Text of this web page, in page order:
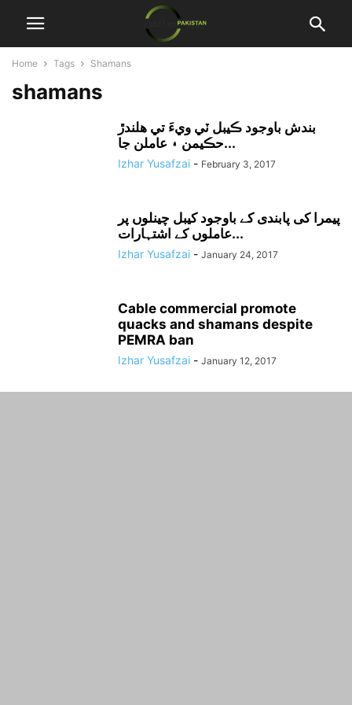
Home Tags Shamans
shamans
بندش باوجود ڪيبل ٽي ويءَ تي هلندڙ
حڪيمن ۽ عاملن جا...
Izhar Yusafzai - February 3, 2017
پیمرا کی پابندی کے باوجود کیبل چینلوں پر
عاملوں کے اشتہارات...
Izhar Yusafzai - January 24, 2017
Cable commercial promote
quacks and shamans despite
PEMRA ban
Izhar Yusafzai - January 12, 2017